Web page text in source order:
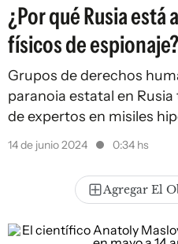
¿Por qué Rusia está
físicos de espionaje?
Grupos de derechos
paranoia estatal en
de expertos en misiles
14 de junio 2024 0:34 hs
Agregar El